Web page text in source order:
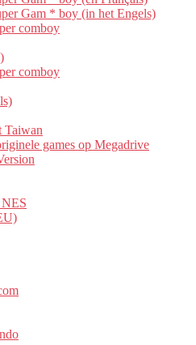
Gam * boy (in het Engels)
comboy
comboy
Taiwan
games op Megadrive